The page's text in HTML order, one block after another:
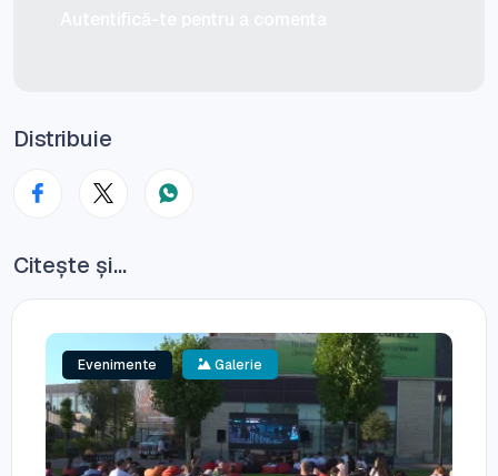
Distribuie
Citește și...
Evenimente Galerie